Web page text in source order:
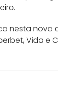
nesta nova
Vida